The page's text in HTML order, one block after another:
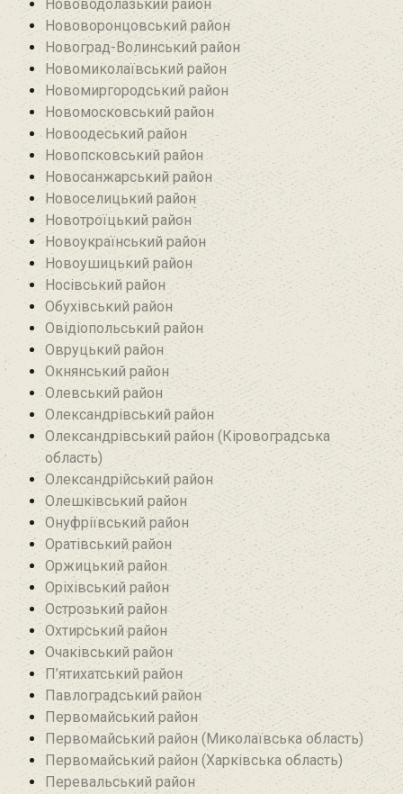
Нововодолазький район
Нововоронцовський район‎
Новоград-Волинський район
Новомиколаївський район‎
Новомиргородський район
Новомосковський район
Новоодеський район‎
Новопсковський район‎
Новосанжарський район
Новоселицький район
Новотроїцький район
Новоукраїнський район
Новоушицький район
Носівський район
Обухівський район
Овідіопольський район‎
Овруцький район‎
Окнянський район
Олевський район‎
Олександрівський район
Олександрівський район (Кіровоградська
область)
Олександрійський район
Олешківський район
Онуфріївський район‎
Оратівський район
Оржицький район
Оріхівський район
Острозький район
Охтирський район
Очаківський район
П’ятихатський район
Павлоградський район
Первомайський район
Первомайський район (Миколаївська область)
Первомайський район (Харківська область)
Перевальський район‎